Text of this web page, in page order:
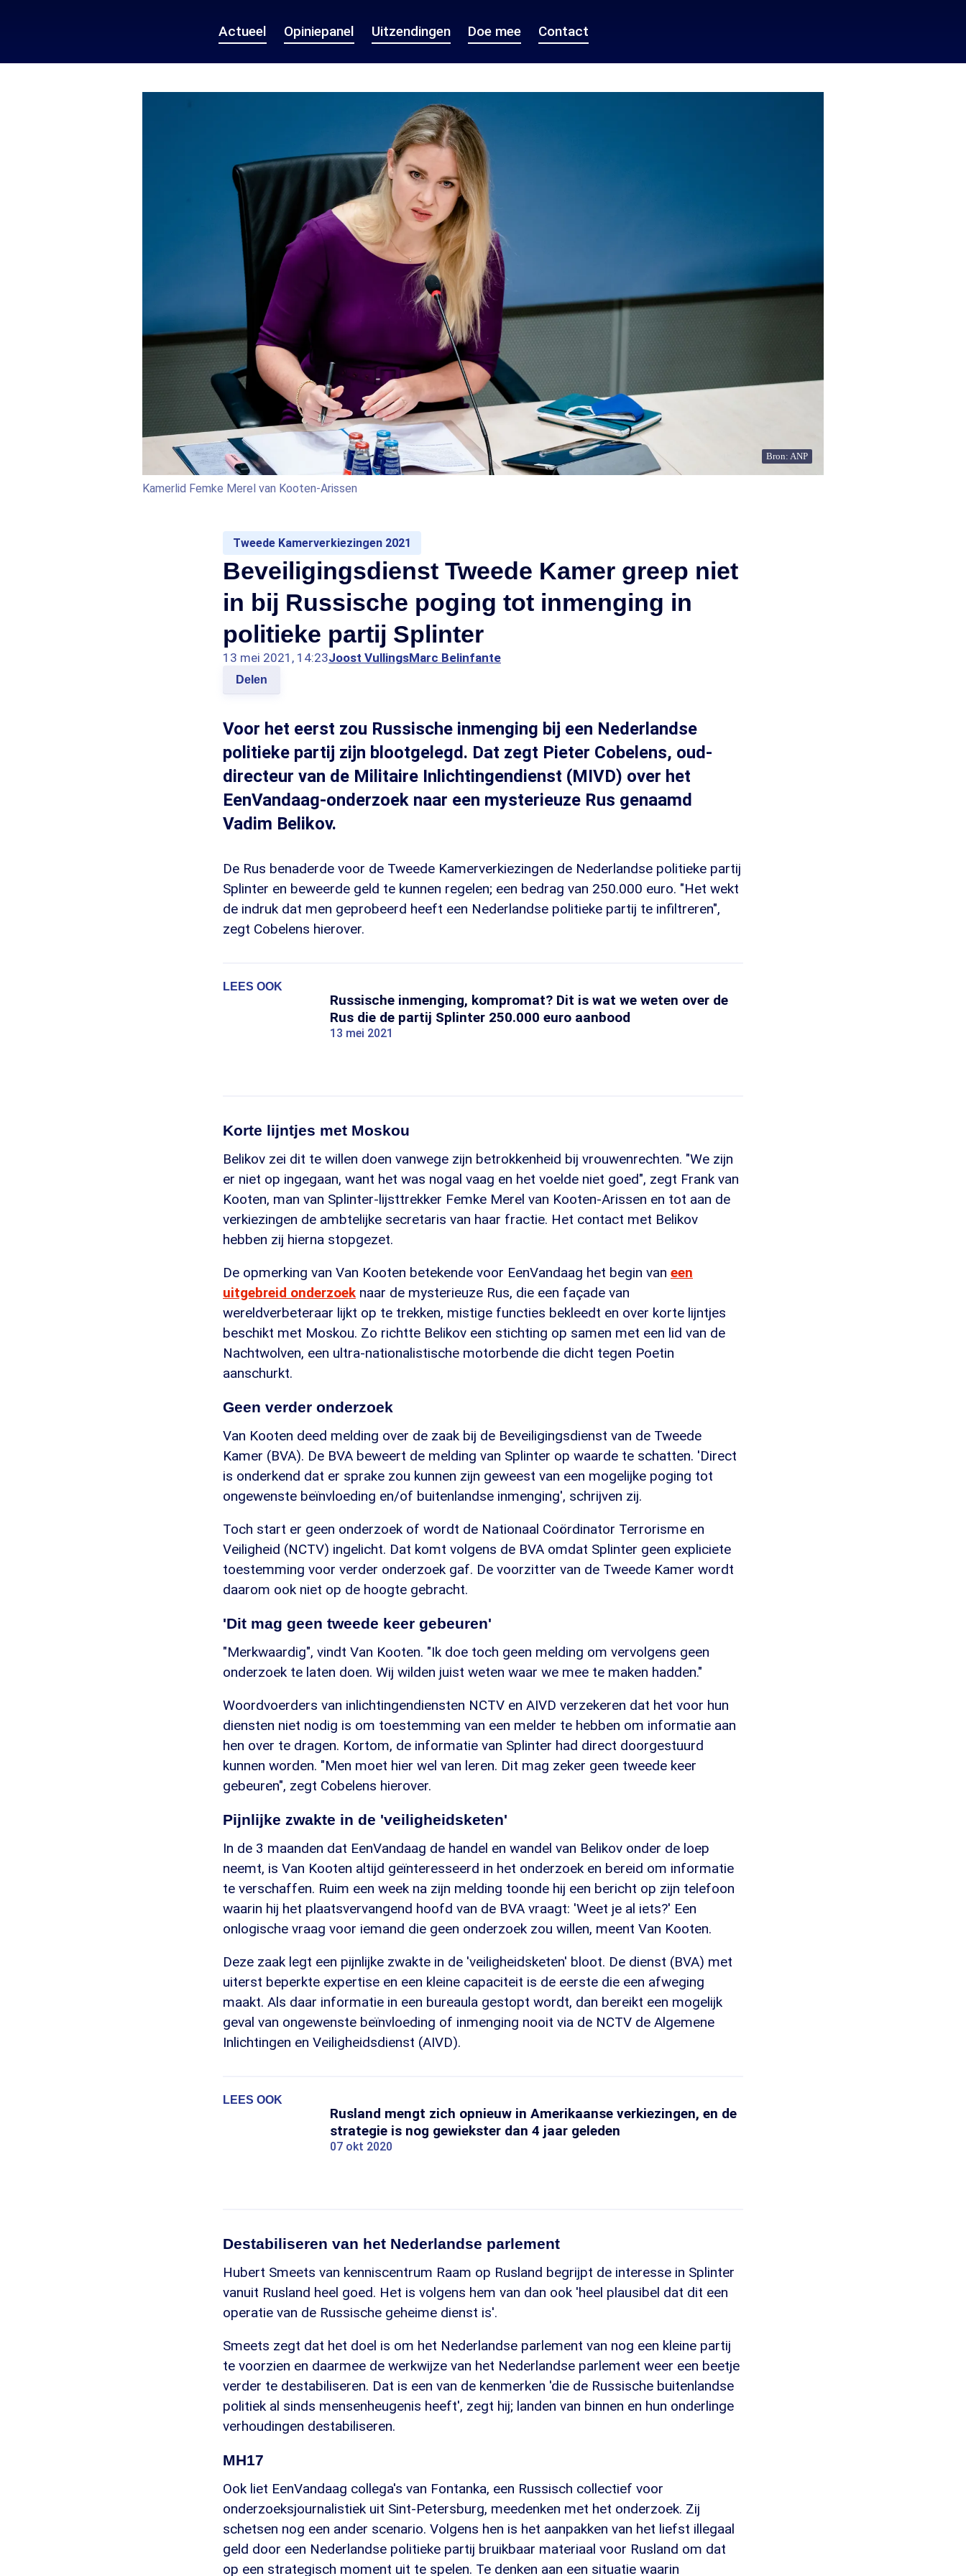
Actueel Opiniepanel Uitzendingen Doe mee Contact
Bron: ANP
Kamerlid Femke Merel van Kooten-Arissen
Tweede Kamerverkiezingen 2021
Beveiligingsdienst Tweede Kamer greep niet
in bij Russische poging tot inmenging in
politieke partij Splinter
13 mei 2021, 14:23Joost VullingsMarc Belinfante
Delen
Voor het eerst zou Russische inmenging bij een Nederlandse
politieke partij zijn blootgelegd. Dat zegt Pieter Cobelens, oud-
directeur van de Militaire Inlichtingendienst (MIVD) over het
EenVandaag-onderzoek naar een mysterieuze Rus genaamd
Vadim Belikov.
De Rus benaderde voor de Tweede Kamerverkiezingen de Nederlandse politieke partij
Splinter en beweerde geld te kunnen regelen; een bedrag van 250.000 euro. "Het wekt
de indruk dat men geprobeerd heeft een Nederlandse politieke partij te infiltreren",
zegt Cobelens hierover.
LEES OOK
Russische inmenging, kompromat? Dit is wat we weten over de
Rus die de partij Splinter 250.000 euro aanbood
13 mei 2021
Korte lijntjes met Moskou
Belikov zei dit te willen doen vanwege zijn betrokkenheid bij vrouwenrechten. "We zijn
er niet op ingegaan, want het was nogal vaag en het voelde niet goed", zegt Frank van
Kooten, man van Splinter-lijsttrekker Femke Merel van Kooten-Arissen en tot aan de
verkiezingen de ambtelijke secretaris van haar fractie. Het contact met Belikov
hebben zij hierna stopgezet.
De opmerking van Van Kooten betekende voor EenVandaag het begin van een
uitgebreid onderzoek naar de mysterieuze Rus, die een façade van
wereldverbeteraar lijkt op te trekken, mistige functies bekleedt en over korte lijntjes
beschikt met Moskou. Zo richtte Belikov een stichting op samen met een lid van de
Nachtwolven, een ultra-nationalistische motorbende die dicht tegen Poetin
aanschurkt.
Geen verder onderzoek
Van Kooten deed melding over de zaak bij de Beveiligingsdienst van de Tweede
Kamer (BVA). De BVA beweert de melding van Splinter op waarde te schatten. 'Direct
is onderkend dat er sprake zou kunnen zijn geweest van een mogelijke poging tot
ongewenste beïnvloeding en/of buitenlandse inmenging', schrijven zij.
Toch start er geen onderzoek of wordt de Nationaal Coördinator Terrorisme en
Veiligheid (NCTV) ingelicht. Dat komt volgens de BVA omdat Splinter geen expliciete
toestemming voor verder onderzoek gaf. De voorzitter van de Tweede Kamer wordt
daarom ook niet op de hoogte gebracht.
'Dit mag geen tweede keer gebeuren'
"Merkwaardig", vindt Van Kooten. "Ik doe toch geen melding om vervolgens geen
onderzoek te laten doen. Wij wilden juist weten waar we mee te maken hadden."
Woordvoerders van inlichtingendiensten NCTV en AIVD verzekeren dat het voor hun
diensten niet nodig is om toestemming van een melder te hebben om informatie aan
hen over te dragen. Kortom, de informatie van Splinter had direct doorgestuurd
kunnen worden. "Men moet hier wel van leren. Dit mag zeker geen tweede keer
gebeuren", zegt Cobelens hierover.
Pijnlijke zwakte in de 'veiligheidsketen'
In de 3 maanden dat EenVandaag de handel en wandel van Belikov onder de loep
neemt, is Van Kooten altijd geïnteresseerd in het onderzoek en bereid om informatie
te verschaffen. Ruim een week na zijn melding toonde hij een bericht op zijn telefoon
waarin hij het plaatsvervangend hoofd van de BVA vraagt: 'Weet je al iets?' Een
onlogische vraag voor iemand die geen onderzoek zou willen, meent Van Kooten.
Deze zaak legt een pijnlijke zwakte in de 'veiligheidsketen' bloot. De dienst (BVA) met
uiterst beperkte expertise en een kleine capaciteit is de eerste die een afweging
maakt. Als daar informatie in een bureaula gestopt wordt, dan bereikt een mogelijk
geval van ongewenste beïnvloeding of inmenging nooit via de NCTV de Algemene
Inlichtingen en Veiligheidsdienst (AIVD).
LEES OOK
Rusland mengt zich opnieuw in Amerikaanse verkiezingen, en de
strategie is nog gewiekster dan 4 jaar geleden
07 okt 2020
Destabiliseren van het Nederlandse parlement
Hubert Smeets van kenniscentrum Raam op Rusland begrijpt de interesse in Splinter
vanuit Rusland heel goed. Het is volgens hem van dan ook 'heel plausibel dat dit een
operatie van de Russische geheime dienst is'.
Smeets zegt dat het doel is om het Nederlandse parlement van nog een kleine partij
te voorzien en daarmee de werkwijze van het Nederlandse parlement weer een beetje
verder te destabiliseren. Dat is een van de kenmerken 'die de Russische buitenlandse
politiek al sinds mensenheugenis heeft', zegt hij; landen van binnen en hun onderlinge
verhoudingen destabiliseren.
MH17
Ook liet EenVandaag collega's van Fontanka, een Russisch collectief voor
onderzoeksjournalistiek uit Sint-Petersburg, meedenken met het onderzoek. Zij
schetsen nog een ander scenario. Volgens hen is het aanpakken van het liefst illegaal
geld door een Nederlandse politieke partij bruikbaar materiaal voor Rusland om dat
op een strategisch moment uit te spelen. Te denken aan een situatie waarin